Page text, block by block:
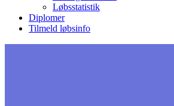
Løbsstatistik
Diplomer
Tilmeld løbsinfo